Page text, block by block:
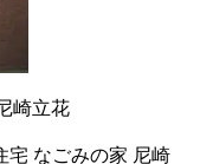
崎立花
宅 なごみの家 尼崎